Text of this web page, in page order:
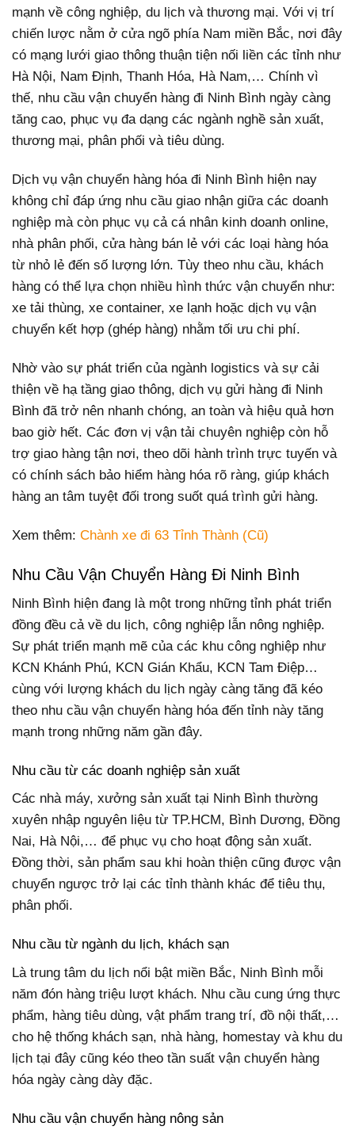
mạnh về công nghiệp, du lịch và thương mại. Với vị trí
chiến lược nằm ở cửa ngõ phía Nam miền Bắc, nơi đây
có mạng lưới giao thông thuận tiện nối liền các tỉnh như
Hà Nội, Nam Định, Thanh Hóa, Hà Nam,… Chính vì
thế, nhu cầu vận chuyển hàng đi Ninh Bình ngày càng
tăng cao, phục vụ đa dạng các ngành nghề sản xuất,
thương mại, phân phối và tiêu dùng.
Dịch vụ vận chuyển hàng hóa đi Ninh Bình hiện nay
không chỉ đáp ứng nhu cầu giao nhận giữa các doanh
nghiệp mà còn phục vụ cả cá nhân kinh doanh online,
nhà phân phối, cửa hàng bán lẻ với các loại hàng hóa
từ nhỏ lẻ đến số lượng lớn. Tùy theo nhu cầu, khách
hàng có thể lựa chọn nhiều hình thức vận chuyển như:
xe tải thùng, xe container, xe lạnh hoặc dịch vụ vận
chuyển kết hợp (ghép hàng) nhằm tối ưu chi phí.
Nhờ vào sự phát triển của ngành logistics và sự cải
thiện về hạ tầng giao thông, dịch vụ gửi hàng đi Ninh
Bình đã trở nên nhanh chóng, an toàn và hiệu quả hơn
bao giờ hết. Các đơn vị vận tải chuyên nghiệp còn hỗ
trợ giao hàng tận nơi, theo dõi hành trình trực tuyến và
có chính sách bảo hiểm hàng hóa rõ ràng, giúp khách
hàng an tâm tuyệt đối trong suốt quá trình gửi hàng.
Xem thêm: Chành xe đi 63 Tỉnh Thành (Cũ)
Nhu Cầu Vận Chuyển Hàng Đi Ninh Bình
Ninh Bình hiện đang là một trong những tỉnh phát triển
đồng đều cả về du lịch, công nghiệp lẫn nông nghiệp.
Sự phát triển mạnh mẽ của các khu công nghiệp như
KCN Khánh Phú, KCN Gián Khẩu, KCN Tam Điệp…
cùng với lượng khách du lịch ngày càng tăng đã kéo
theo nhu cầu vận chuyển hàng hóa đến tỉnh này tăng
mạnh trong những năm gần đây.
Nhu cầu từ các doanh nghiệp sản xuất
Các nhà máy, xưởng sản xuất tại Ninh Bình thường
xuyên nhập nguyên liệu từ TP.HCM, Bình Dương, Đồng
Nai, Hà Nội,… để phục vụ cho hoạt động sản xuất.
Đồng thời, sản phẩm sau khi hoàn thiện cũng được vận
chuyển ngược trở lại các tỉnh thành khác để tiêu thụ,
phân phối.
Nhu cầu từ ngành du lịch, khách sạn
Là trung tâm du lịch nổi bật miền Bắc, Ninh Bình mỗi
năm đón hàng triệu lượt khách. Nhu cầu cung ứng thực
phẩm, hàng tiêu dùng, vật phẩm trang trí, đồ nội thất,…
cho hệ thống khách sạn, nhà hàng, homestay và khu du
lịch tại đây cũng kéo theo tần suất vận chuyển hàng
hóa ngày càng dày đặc.
Nhu cầu vận chuyển hàng nông sản